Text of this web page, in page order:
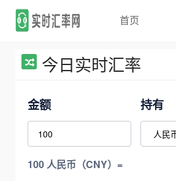
首页
今日实时汇率
金额 持有
100 人民币（CNY）=